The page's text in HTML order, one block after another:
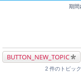
期間
BUTTON_NEW_TOPIC
2 件のトピック